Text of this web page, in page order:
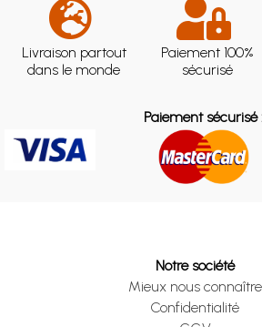
Livraison partout
dans le monde
Paiement 100%
sécurisé
Paiement sécurisé
Notre société
Mieux nous connaître
Confidentialité